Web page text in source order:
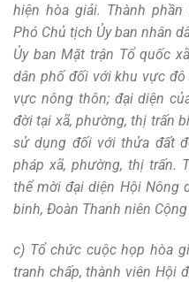
hiện hòa giải. Thành
Phó Chủ tịch Ủy ban nhân
Ủy ban Mặt trận Tổ quốc
dân phố đối với khu vực
vực nông thôn; đại diện
đời tại xã, phường, thị trấn
sử dụng đối với thửa đất
pháp xã, phường, thị trấn.
thể mời đại diện Hội Nông
binh, Đoàn Thanh niên
c) Tổ chức cuộc họp hòa
tranh chấp, thành viên Hội